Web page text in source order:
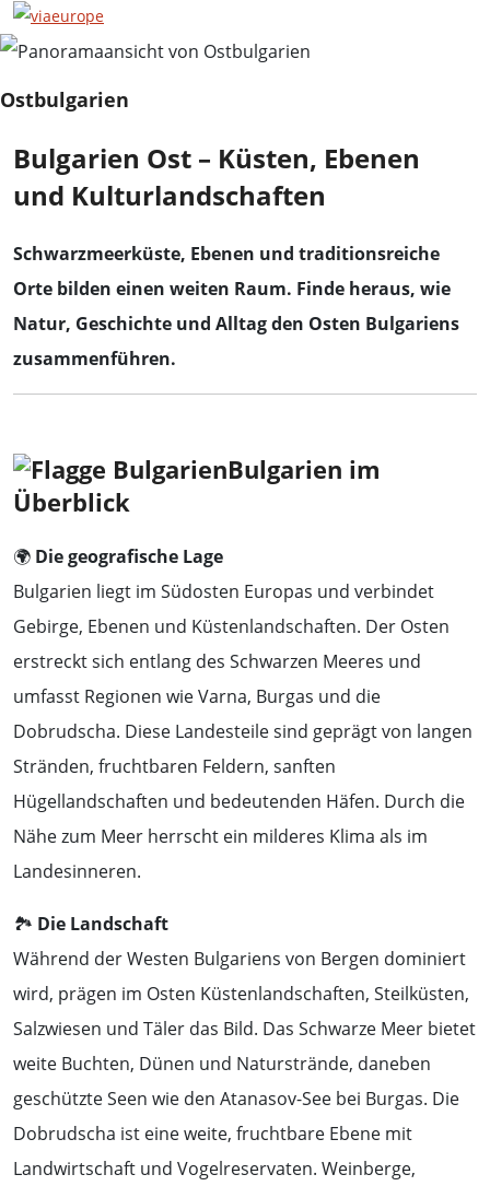
Ostbulgarien
Bulgarien Ost – Küsten, Ebenen
und Kulturlandschaften
Schwarzmeerküste, Ebenen und traditionsreiche
Orte bilden einen weiten Raum. Finde heraus, wie
Natur, Geschichte und Alltag den Osten Bulgariens
zusammenführen.
Bulgarien im
Überblick
🌍 Die geografische Lage
Bulgarien liegt im Südosten Europas und verbindet
Gebirge, Ebenen und Küstenlandschaften. Der Osten
erstreckt sich entlang des Schwarzen Meeres und
umfasst Regionen wie Varna, Burgas und die
Dobrudscha. Diese Landesteile sind geprägt von langen
Stränden, fruchtbaren Feldern, sanften
Hügellandschaften und bedeutenden Häfen. Durch die
Nähe zum Meer herrscht ein milderes Klima als im
Landesinneren.
🏞️ Die Landschaft
Während der Westen Bulgariens von Bergen dominiert
wird, prägen im Osten Küstenlandschaften, Steilküsten,
Salzwiesen und Täler das Bild. Das Schwarze Meer bietet
weite Buchten, Dünen und Naturstrände, daneben
geschützte Seen wie den Atanasov-See bei Burgas. Die
Dobrudscha ist eine weite, fruchtbare Ebene mit
Landwirtschaft und Vogelreservaten. Weinberge,